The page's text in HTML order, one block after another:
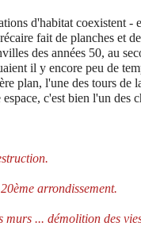
d'habitat coexistent -
fait de planches et
des années 50, au
il y encore peu de
plan, l'une des tours de
c'est bien l'un
arrondissement.
murs ... démolition des